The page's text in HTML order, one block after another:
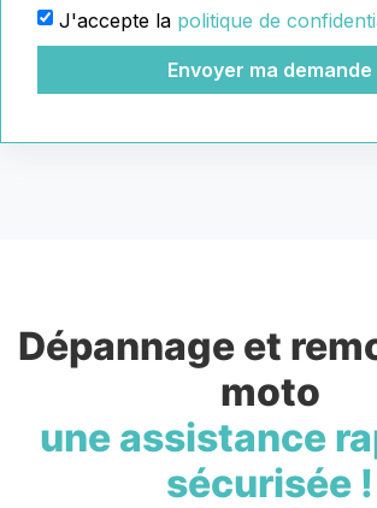
J'accepte la politique de
Envoyer ma demande
Dépannage et
moto
une assistance
sécurisée !